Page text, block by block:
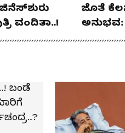
ವಂದಿತಾ..!
ಜೊತೆ
ಅನುಭವ: